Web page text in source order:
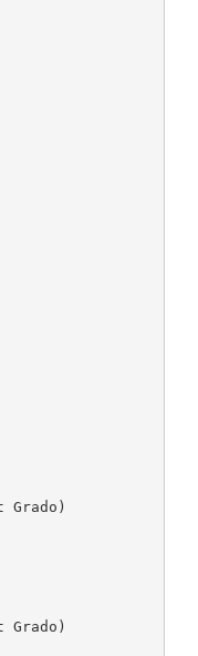
Grado)
Grado)